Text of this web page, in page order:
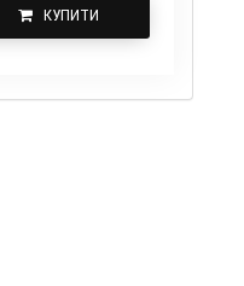
КУПИТИ